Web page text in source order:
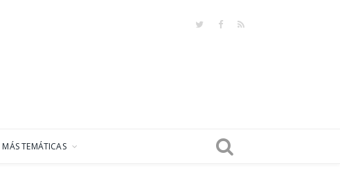
TwitterFacebook
RSS
MÁS TEMÁTICAS